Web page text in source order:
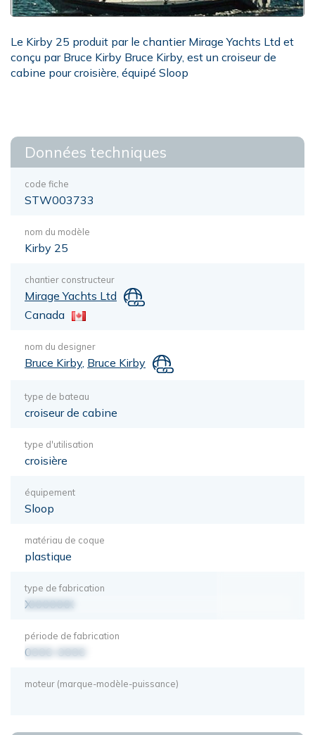
Le Kirby 25 produit par le chantier Mirage Yachts Ltd et
conçu par Bruce Kirby Bruce Kirby, est un croiseur de
cabine pour croisière, équipé Sloop
Données techniques
code fiche
STW003733
nom du modèle
Kirby 25
chantier constructeur
Mirage Yachts Ltd
Canada
nom du designer
Bruce Kirby, Bruce Kirby
type de bateau
croiseur de cabine
type d'utilisation
croisière
équipement
Sloop
matériau de coque
plastique
type de fabrication
XXXXXXX
période de fabrication
0000-0000
moteur (marque-modèle-puissance)